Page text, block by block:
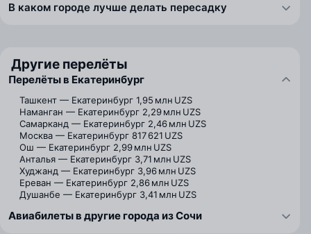
В каком городе лучше делать пересадку
Другие перелёты
Перелёты в Екатеринбург
Ташкент — Екатеринбург 1,95 млн UZS
Наманган — Екатеринбург 2,29 млн UZS
Самарканд — Екатеринбург 2,46 млн UZS
Москва — Екатеринбург 817 621 UZS
Ош — Екатеринбург 2,99 млн UZS
Анталья — Екатеринбург 3,71 млн UZS
Худжанд — Екатеринбург 3,96 млн UZS
Ереван — Екатеринбург 2,86 млн UZS
Душанбе — Екатеринбург 3,41 млн UZS
Авиабилеты в другие города из Сочи